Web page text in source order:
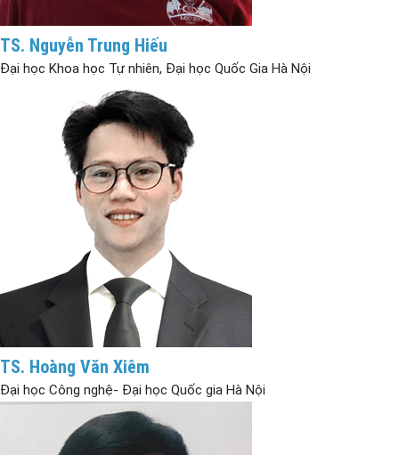
TS. Nguyễn Trung Hiếu
Đại học Khoa học Tự nhiên, Đại học Quốc Gia Hà Nội
TS. Hoàng Văn Xiêm
Đại học Công nghệ- Đại học Quốc gia Hà Nội